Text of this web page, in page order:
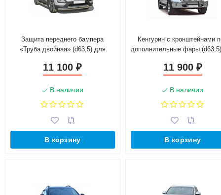
Защита переднего бампера
«Труба двойная» (d63,5) для
(Окрашенное)
11 100₽
В наличии
В корзину
Кенгурин с кронштейнами
дополнительные фары
(Окрашенное)
11 900 ₽
В наличии
В корзину